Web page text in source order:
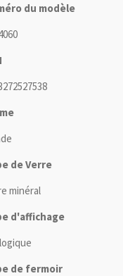
du modèle
de Verre
minéral
d'affichage
de fermoir